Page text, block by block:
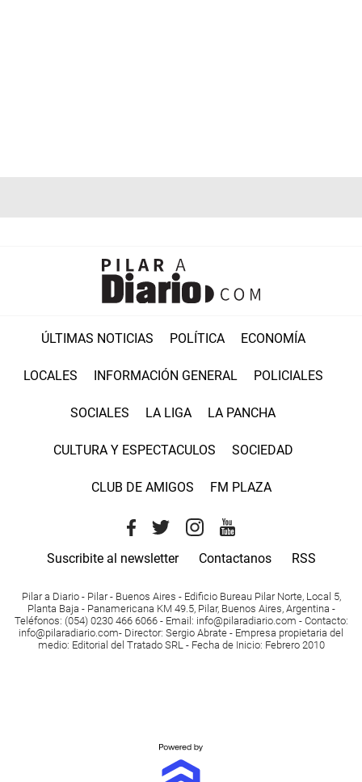
ÚLTIMAS NOTICIAS POLÍTICA ECONOMÍA
LOCALES INFORMACIÓN GENERAL POLICIALES
SOCIALES LA LIGA LA PANCHA
CULTURA Y ESPECTACULOS SOCIEDAD
CLUB DE AMIGOS FM PLAZA
Suscribite al newsletter Contactanos RSS
Pilar a Diario - Pilar - Buenos Aires - Edificio Bureau Pilar Norte, Local 5,
Planta Baja - Panamericana KM 49.5, Pilar, Buenos Aires, Argentina -
Teléfonos: (054) 0230 466 6066 - Email : info@pilaradiario.com - Contacto:
info@pilaradiario.com- Director: Sergio Abrate - Empresa propietaria del
medio: Editorial del Tratado SRL - Fecha de Inicio: Febrero 2010